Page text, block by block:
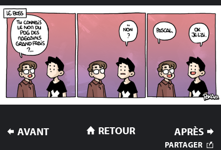
NAVIGATION
DE
AVANT APRÈS
RETOUR
PARTAGER